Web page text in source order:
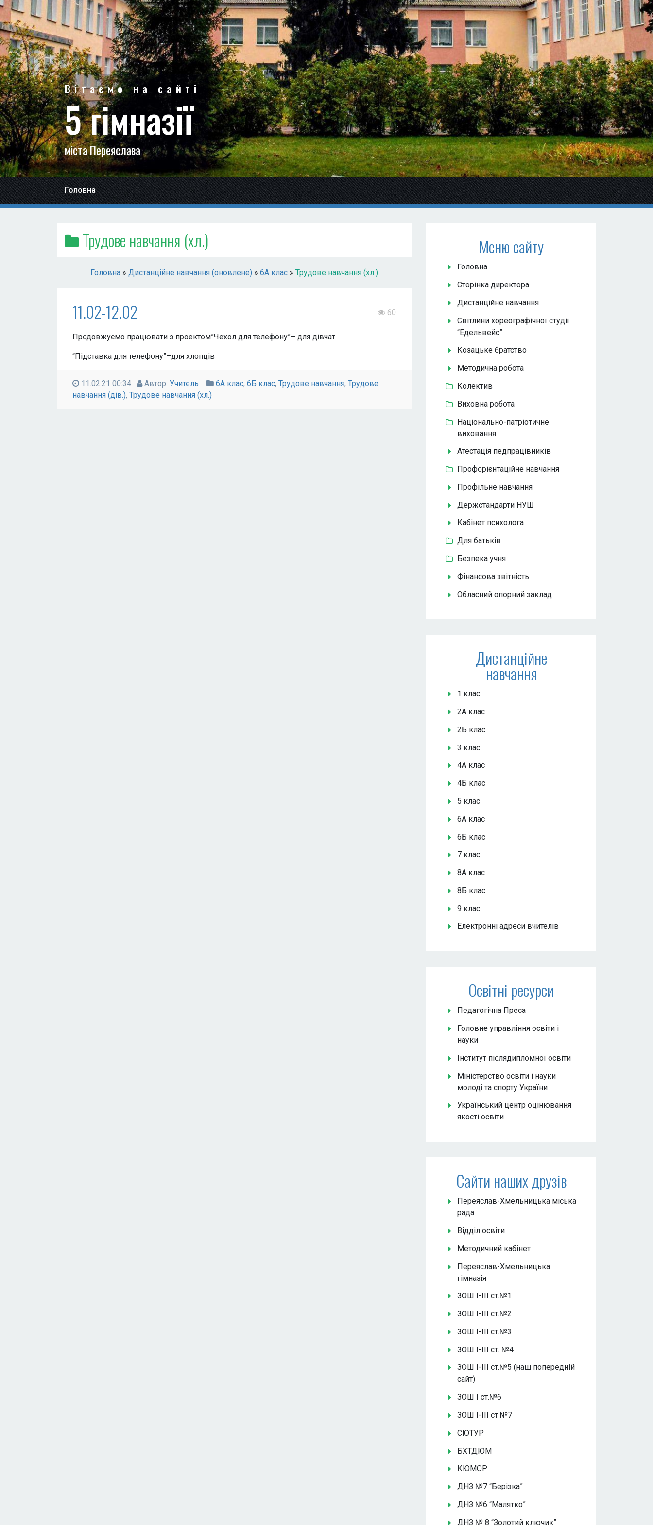
Вітаємо на сайті
5 гімназії
міста Переяслава
Головна
Трудове навчання (хл.)
Головна » Дистанційне навчання (оновлене) » 6А клас » Трудове навчання (хл.)
11.02-12.02 60
Продовжуємо працювати з проектом”Чехол для телефону”– для дівчат
“Підставка для телефону”–для хлопців
11.02.21 00:34 Автор: Учитель 6А клас, 6Б клас, Трудове навчання, Трудове
навчання (дів.), Трудове навчання (хл.)
Меню сайту
Головна
Сторінка директора
Дистанційне навчання
Світлини хореографічної студії
“Едельвейс”
Козацьке братство
Методична робота
Колектив
Виховна робота
Національно-патріотичне
виховання
Атестація педпрацівників
Профорієнтаційне навчання
Профільне навчання
Держстандарти НУШ
Кабінет психолога
Для батьків
Безпека учня
Фінансова звітність
Обласний опорний заклад
Дистанційне
навчання
1 клас
2А клас
2Б клас
3 клас
4А клас
4Б клас
5 клас
6А клас
6Б клас
7 клас
8А клас
8Б клас
9 клас
Електронні адреси вчителів
Освітні ресурси
Педагогічна Преса
Головне управління освіти і
науки
Інститут післядипломної освіти
Міністерство освіти і науки
молоді та спорту України
Український центр оцінювання
якості освіти
Сайти наших друзів
Переяслав-Хмельницька міська
рада
Відділ освіти
Методичний кабінет
Переяслав-Хмельницька
гімназія
ЗОШ І-ІІІ ст.№1
ЗОШ І-ІІІ ст.№2
ЗОШ І-ІІІ ст.№3
ЗОШ І-ІІІ ст. №4
ЗОШ І-ІІІ ст.№5 (наш попередній
сайт)
ЗОШ І ст.№6
ЗОШ І-ІІІ ст №7
СЮТУР
БХТДЮМ
КЮМОР
ДНЗ №7 “Берізка”
ДНЗ №6 “Малятко”
ДНЗ № 8 “Золотий ключик”